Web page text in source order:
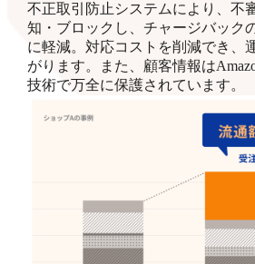
不正取引防止システムにより、不
知・ブロックし、チャージバック
に軽減。対応コストを削減でき、
がります。また、顧客情報は
技術で万全に保護されています。